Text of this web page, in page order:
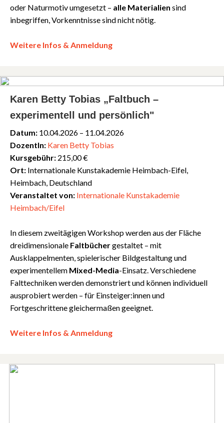
oder Naturmotiv umgesetzt – alle Materialien sind
inbegriffen, Vorkenntnisse sind nicht nötig.
Weitere Infos & Anmeldung
Karen Betty Tobias „Faltbuch –
experimentell und persönlich"
Datum: 10.04.2026 – 11.04.2026
DozentIn: Karen Betty Tobias
Kursgebühr: 215,00 €
Ort: Internationale Kunstakademie Heimbach-Eifel,
Heimbach, Deutschland
Veranstaltet von: Internationale Kunstakademie
Heimbach/Eifel
In diesem zweitägigen Workshop werden aus der Fläche
dreidimensionale Faltbüchergestaltet – mit
Ausklappelmenten, spielerischer Bildgestaltung und
experimentellem Mixed-Media-Einsatz. Verschiedene
Falttechniken werden demonstriert und können individuell
ausprobiert werden – für Einsteiger:innen und
Fortgeschrittene gleichermaßen geeignet.
Weitere Infos & Anmeldung